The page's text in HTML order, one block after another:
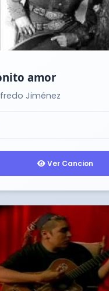
amor
Jiménez
Ver Cancion